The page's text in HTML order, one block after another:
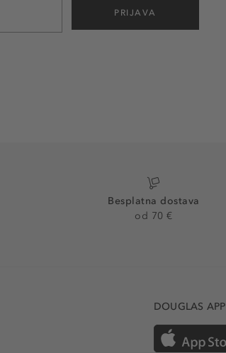
PRIJAVA
Besplatna dostava
od 70 €
DOUGLAS APP